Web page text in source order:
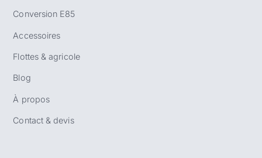
Conversion E85
Accessoires
Flottes & agricole
Blog
À propos
Contact & devis